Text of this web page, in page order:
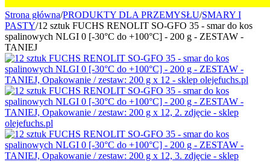
Strona główna/PRODUKTY DLA PRZEMYSŁU/SMARY I
PASTY/12 sztuk FUCHS RENOLIT SO-GFO 35 - smar do kos
spalinowych NLGI 0 [-30°C do +100°C] - 200 g - ZESTAW -
TANIEJ